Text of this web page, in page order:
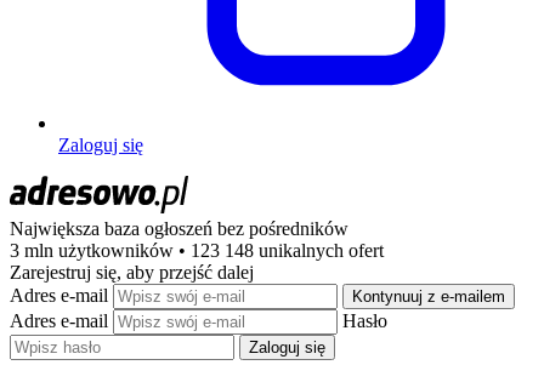
Zaloguj się
Największa baza ogłoszeń bez pośredników
3 mln użytkowników • 123 148 unikalnych ofert
Zarejestruj się, aby przejść dalej
Adres e-mail
Kontynuuj z e-mailem
Adres e-mail Hasło
Zaloguj się